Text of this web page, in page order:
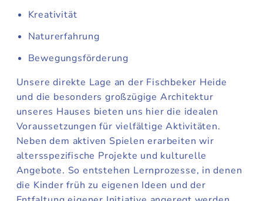
Kreativität
Naturerfahrung
Bewegungsförderung
Unsere direkte Lage an der Fischbeker Heide
und die besonders großzügige Architektur
unseres Hauses bieten uns hier die idealen
Voraussetzungen für vielfältige Aktivitäten.
Neben dem aktiven Spielen erarbeiten wir
altersspezifische Projekte und kulturelle
Angebote. So entstehen Lernprozesse, in denen
die Kinder früh zu eigenen Ideen und der